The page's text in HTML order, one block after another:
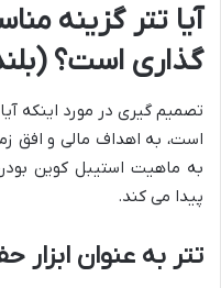
آیا تتر گزینه
گذاری است؟
تصمیم گیری در مورد اینکه
است، به اهداف مالی و افق
به ماهیت استیبل کوین
پیدا می کند.
تتر به عنوان ابزار